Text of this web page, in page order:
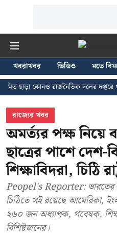
খবরাখবর ভিডিও মতে
কোনও রাজনৈতিক দলের দপ্তরে পুলিশ
রাজ্যের খবর
অমর্ত্যর পক্ষ নিয়ে
ছাত্রের পাশে দেশ-
শিক্ষাবিদরা, চিঠি
Peopel's Reporter: ভারতের
চিঠিতে সই রয়েছে আমেরিকা,
২৬০ জন অধ্যাপক, গবেষক,
বিশিষ্টজনের।